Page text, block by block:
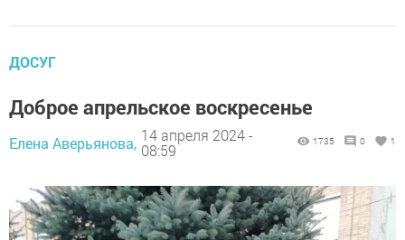
ДОСУГ
Доброе апрельское воскресенье
Елена Аверьянова, 14 апреля 2024 -
08:59
1735 0 1